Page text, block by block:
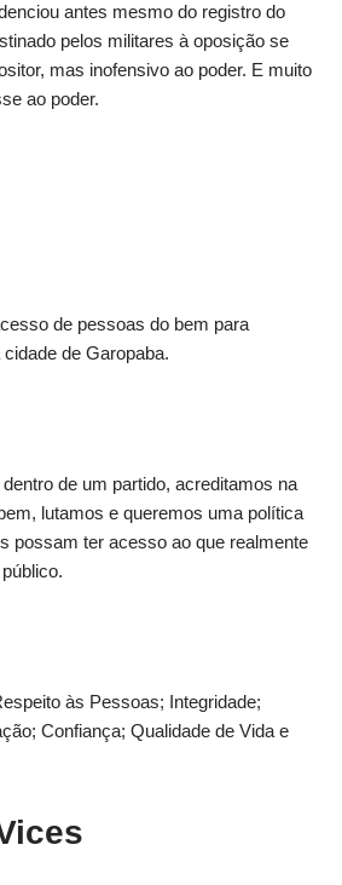
antes mesmo do registro do
pelos militares à oposição se
mas inofensivo ao poder. E muito
ao poder.
de pessoas do bem para
de Garopaba.
de um partido, acreditamos na
lutamos e queremos uma política
possam ter acesso ao que realmente
às Pessoas; Integridade;
Confiança; Qualidade de Vida e